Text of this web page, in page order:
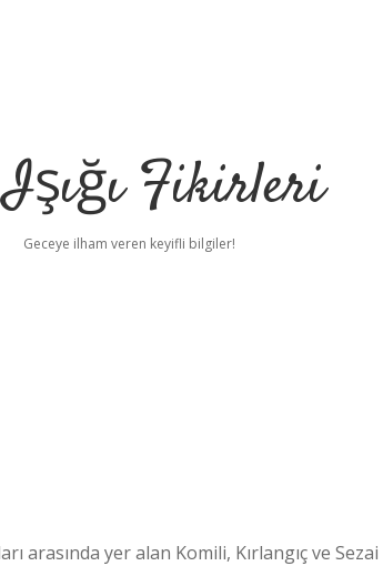
Fikirleri
Geceye ilham veren keyifli bilgiler!
arasında yer alan Komili, Kırlangıç ​​​​​​ve Sezai